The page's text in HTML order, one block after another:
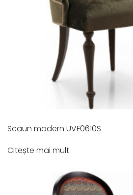
Scaun modern UVF0610S
Citește mai mult